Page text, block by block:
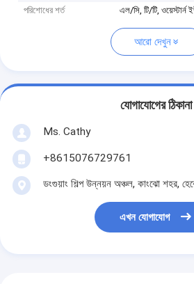
পরিশোধের শর্ত
এল/সি, টি/টি, ওয়েস্টার্ন
আরো দেখুন
যোগাযোগের ঠিকানা
Ms. Cathy
+8615076729761
ডংগুয়াং শিল্প উন্নয়ন অঞ্চল, কাংঝো শহর,
এখন যোগাযোগ